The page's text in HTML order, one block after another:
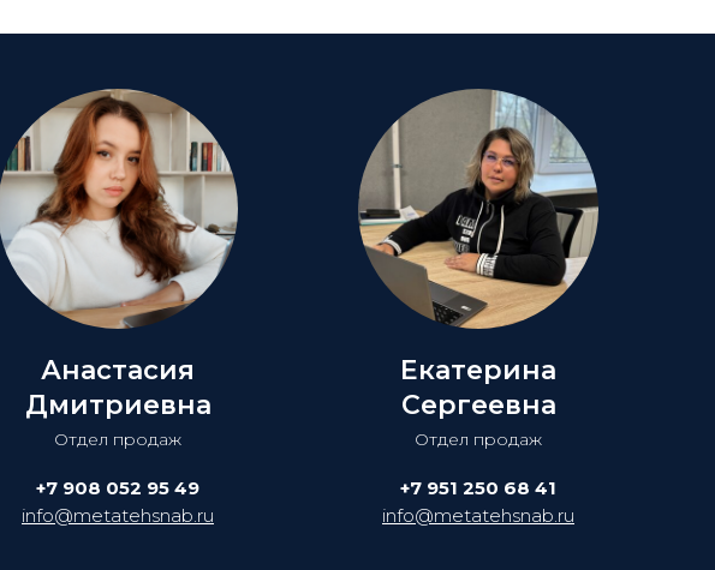
Анастасия
Дмитриевна
Отдел продаж
+7 908 052 95 49
info@metatehsnab.ru
Екатерина
Сергеевна
Отдел продаж
+7 951 250 68 41
info@metatehsnab.ru